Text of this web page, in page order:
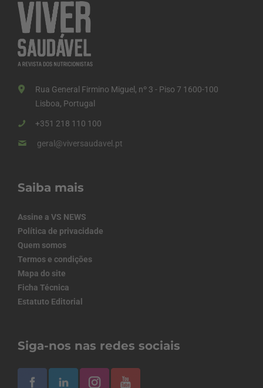
Rua General Firmino Miguel, nº 3 - Piso 7 1600-100
Lisboa, Portugal
+351 218 110 100
geral@viversaudavel.pt
Saiba mais
Assine a VS NEWS
Política de privacidade
Quem somos
Termos e condições
Mapa do site
Ficha Técnica
Estatuto Editorial
Siga-nos nas redes sociais